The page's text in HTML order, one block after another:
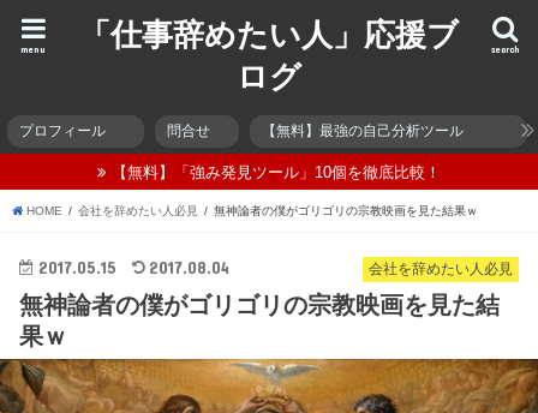
「仕事辞めたい人」応援ブ
ログ
search
menu
プロフィール 問合せ 【無料】最強の自己分析ツール
【無料】「強み発見ツール」10個を徹底比較！
HOME 会社を辞めたい人必見 無神論者の僕がゴリゴリの宗教映画を見た結果ｗ
会社を辞めたい人必見
2017.05.15 2017.08.04
無神論者の僕がゴリゴリの宗教映画を見た結
果ｗ